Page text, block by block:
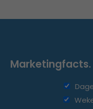
Marketingfacts.